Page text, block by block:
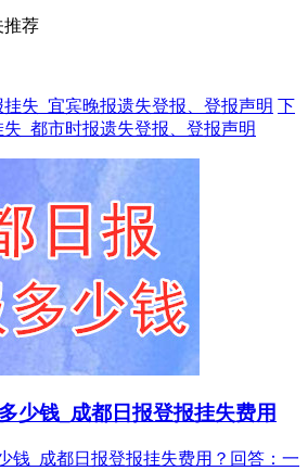
推荐
挂失_宜宾晚报遗失登报、登报声明 下
_都市时报遗失登报、登报声明
少钱_成都日报登报挂失费用
钱_成都日报登报挂失费用？回答：一